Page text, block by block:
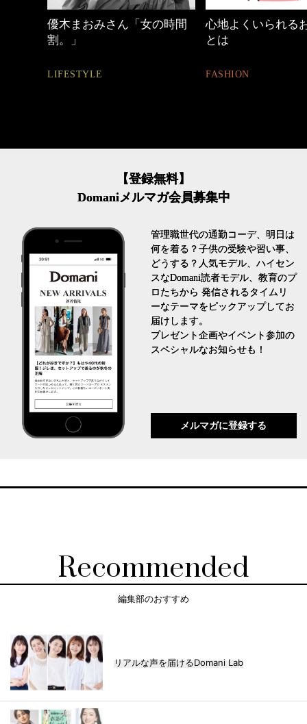
優木まおみさん「女の時間
割。」
LIFESTYLE
心地よくいられる
とは
FASHION
【登録無料】
Domaniメルマガ会員募集中
管理職世代の通勤コーデ、明日は
何を着る？子供の受験や習い事、
どうする？人気モデル、ハイセン
スなDomani読者モデル、教育のプ
ロたちから 発信されるタイムリ
ーなテーマをピックアップしてお
届けします。
プレゼント企画やイベント参加の
スペシャルなお知らせも！
メルマガに登録する
Recommended
編集部のおすすめ
リアルな声を届けるDomani Lab